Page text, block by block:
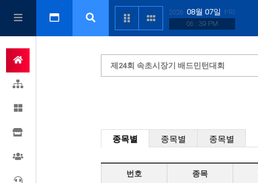
2026 08월 07일
FRI
06 : 39 PM
제24회 속초시장기 배드민턴대회
종목별 종목별 종목별
번호 종목